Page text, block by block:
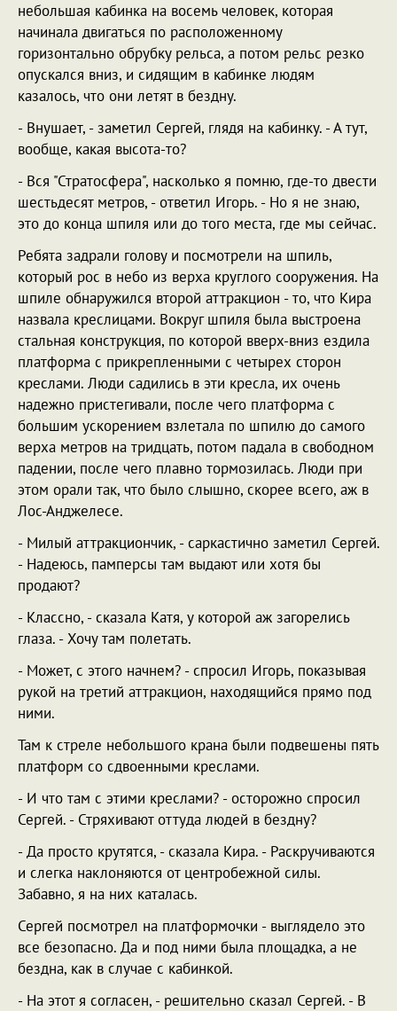
небольшая кабинка на восемь человек, которая
начинала двигаться по расположенному
горизонтально обрубку рельса, а потом рельс резко
опускался вниз, и сидящим в кабинке людям
казалось, что они летят в бездну.
- Внушает, - заметил Сергей, глядя на кабинку. - А тут,
вообще, какая высота-то?
- Вся "Стратосфера", насколько я помню, где-то двести
шестьдесят метров, - ответил Игорь. - Но я не знаю,
это до конца шпиля или до того места, где мы сейчас.
Ребята задрали голову и посмотрели на шпиль,
который рос в небо из верха круглого сооружения. На
шпиле обнаружился второй аттракцион - то, что Кира
назвала креслицами. Вокруг шпиля была выстроена
стальная конструкция, по которой вверх-вниз ездила
платформа с прикрепленными с четырех сторон
креслами. Люди садились в эти кресла, их очень
надежно пристегивали, после чего платформа с
большим ускорением взлетала по шпилю до самого
верха метров на тридцать, потом падала в свободном
падении, после чего плавно тормозилась. Люди при
этом орали так, что было слышно, скорее всего, аж в
Лос-Анджелесе.
- Милый аттракциончик, - саркастично заметил Сергей.
- Надеюсь, памперсы там выдают или хотя бы
продают?
- Классно, - сказала Катя, у которой аж загорелись
глаза. - Хочу там полетать.
- Может, с этого начнем? - спросил Игорь, показывая
рукой на третий аттракцион, находящийся прямо под
ними.
Там к стреле небольшого крана были подвешены пять
платформ со сдвоенными креслами.
- И что там с этими креслами? - осторожно спросил
Сергей. - Стряхивают оттуда людей в бездну?
- Да просто крутятся, - сказала Кира. - Раскручиваются
и слегка наклоняются от центробежной силы.
Забавно, я на них каталась.
Сергей посмотрел на платформочки - выглядело это
все безопасно. Да и под ними была площадка, а не
бездна, как в случае с кабинкой.
- На этот я согласен, - решительно сказал Сергей. - В